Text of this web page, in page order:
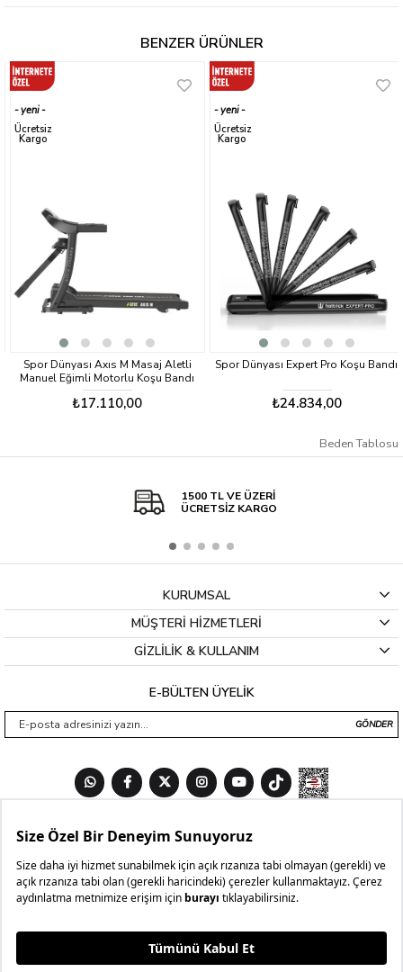
BENZER ÜRÜNLER
Spor Dünyası Axıs M Masaj Aletli
Manuel Eğimli Motorlu Koşu Bandı
₺17.110,00
yeni
ürün
Ücretsiz
Kargo
Spor Dünyası Expert Pro Koşu Bandı
₺24.834,00
yeni
ürün
Ücretsiz
Kargo
Beden Tablosu
1500 TL VE ÜZERİ
ÜCRETSİZ KARGO
KURUMSAL
MÜŞTERİ HİZMETLERİ
GİZLİLİK & KULLANIM
E-BÜLTEN ÜYELİK
GÖNDER